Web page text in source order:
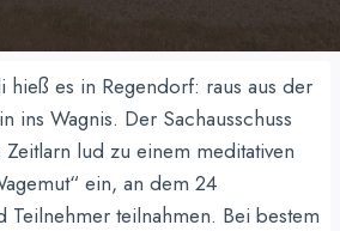
hieß es in Regendorf: raus aus der
ins Wagnis. Der Sachausschuss
lud zu einem meditativen
ein, an dem 24
Teilnehmer teilnahmen. Bei bestem